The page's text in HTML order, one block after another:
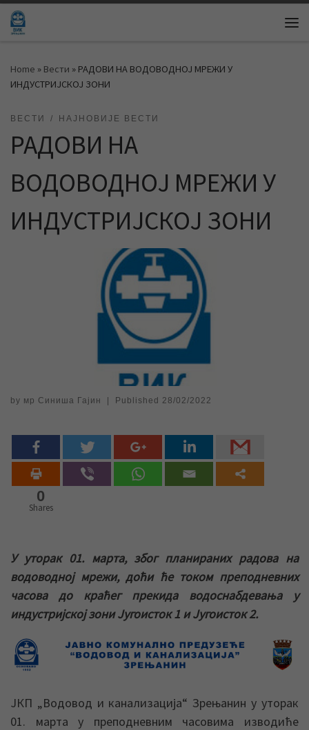
Skip to content
Home » Вести » РАДОВИ НА ВОДОВОДНОЈ МРЕЖИ У
ИНДУСТРИЈСКОЈ ЗОНИ
ВЕСТИ НАЈНОВИЈЕ ВЕСТИ
РАДОВИ НА
ВОДОВОДНОЈ МРЕЖИ У
ИНДУСТРИЈСКОЈ ЗОНИ
by мр Синиша Гајин Published 28/02/2022
0
Shares
У уторак 01. марта, због планираних радова на
водоводној мрежи, доћи ће током преподневних
часова до краћег прекида водоснабдевања у
индустријској зони Југоисток 1 и Југоисток 2.
ЈКП „Водовод и канализација“ Зрењанин у уторак
01. марта у преподневним часовима изводиће